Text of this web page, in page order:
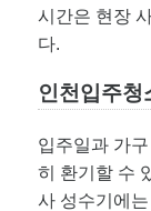
시간은 현장
다.
인천입주청
입주일과 가
히 환기할 수
사 성수기에